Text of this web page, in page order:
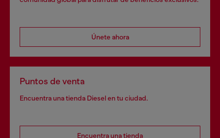
Únete ahora
Puntos de venta
Encuentra una tienda Diesel en tu ciudad.
Encuentra una tienda